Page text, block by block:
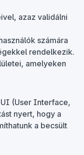
azaz validálni
számára
rendelkezik.
amelyeken
(User Interface,
nyert, hogy a
a becsült